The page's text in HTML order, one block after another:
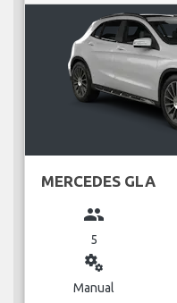
MERCEDES GLA
group
5
miscellaneous_services
Manual